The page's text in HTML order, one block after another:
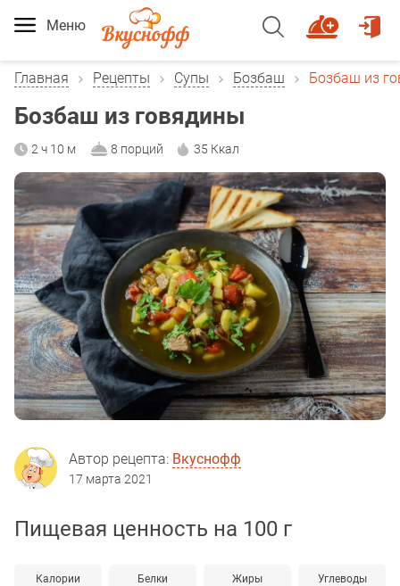
Меню
Главная Рецепты Супы Бозбаш Бозбаш из
Бозбаш из говядины
2 ч 10 м 8 порций 35 Ккал
Автор рецепта: Вкуснофф
17 марта 2021
Пищевая ценность на 100 г
Калории Белки Жиры Углеводы